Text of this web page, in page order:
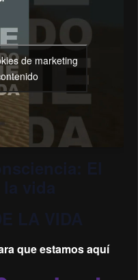
de marketing
que estamos aquí